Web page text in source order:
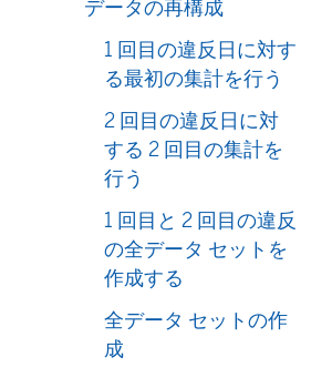
データの再構成
1 回目の違反日に対す
る最初の集計を行う
2 回目の違反日に対
する 2 回目の集計を
行う
1 回目と 2 回目の違反
の全データ セットを
作成する
全データ セットの作
成